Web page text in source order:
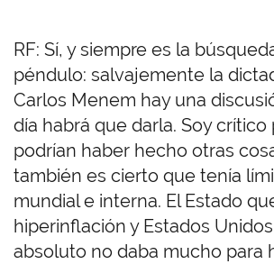
RF: Sí, y siempre es la
péndulo: salvajemente la
Carlos Menem hay una
día habrá que darla. Soy crítico
podrían haber hecho otras
también es cierto que tenía
mundial e interna. El Estado
hiperinflación y Estados
absoluto no daba mucho para